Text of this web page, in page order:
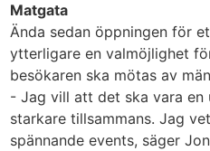
Matgata
Ända sedan öppningen för
ytterligare en valmöjlighet
besökaren ska mötas av
- Jag vill att det ska vara
starkare tillsammans. Jag
spännande events, säger